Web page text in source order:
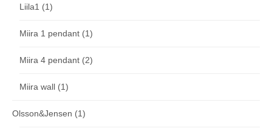
Liila1 (1)
Miira 1 pendant (1)
Miira 4 pendant (2)
Miira wall (1)
Olsson&Jensen (1)